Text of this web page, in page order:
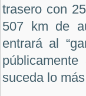
trasero con
507 km de
entrará al
suceda lo